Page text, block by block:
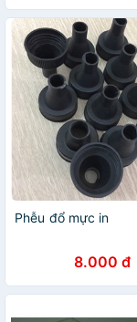
Phễu đổ mực in
8.000 đ